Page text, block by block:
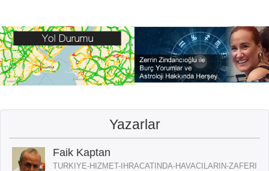
Yazarlar
Faik Kaptan
TURKIYE-HIZMET-IHRACATINDA-HAVACILARIN-ZAFERI